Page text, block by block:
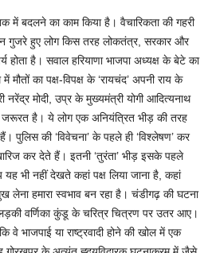
में बदलने का काम किया है। वैचारिकता की गहरी
गुजरे हुए लोग किस तरह लोकतंत्र, सरकार और
है। सवाल हरियाणा भाजपा अध्यक्ष के बेटे का
मौतों का पक्ष-विपक्ष के ‘रायचंद’ अपनी राय के
मोदी, उप्र के मुख्यमंत्री योगी आदित्यनाथ
है। ये लोग एक अनियंत्रित भीड़ की तरह
पुलिस की ‘विवेचना’ के पहले ही ‘विश्लेषण’ कर
कर देते हैं। इतनी ‘तुरंता’ भीड़ इसके पहले
भी नहीं देखते कहां पक्ष लिया जाना है, कहां
लेना हमारा स्वभाव बन रहा है। चंडीगढ़ की घटना
वर्णिका कुंडू के चरित्र चित्रण पर उतर आए।
भाजपाई या राष्ट्रवादी होने की खोल में एक